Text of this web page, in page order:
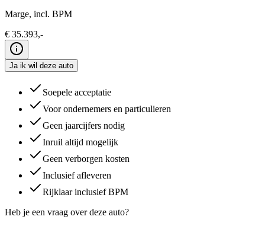
Marge, incl. BPM
€ 35.393,-
Ja ik wil deze auto
Soepele acceptatie
Voor ondernemers en particulieren
Geen jaarcijfers nodig
Inruil altijd mogelijk
Geen verborgen kosten
Inclusief afleveren
Rijklaar inclusief BPM
Heb je een vraag over deze auto?